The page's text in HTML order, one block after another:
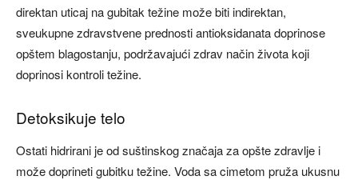
direktan uticaj na gubitak težine može biti indirektan,
sveukupne zdravstvene prednosti antioksidanata doprinose
opštem blagostanju, podržavajući zdrav način života koji
doprinosi kontroli težine.
Detoksikuje telo​
Ostati hidrirani je od suštinskog značaja za opšte zdravlje i
može doprineti gubitku težine. Voda sa cimetom pruža ukusnu